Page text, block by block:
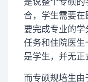
合，学生需要在
要完成专业的
任务和住院医生
是学生，并无正
而专硕规培生由